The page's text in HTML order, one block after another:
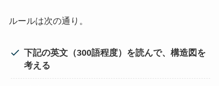
ルールは次の通り。
下記の英文（300語程度）を読んで、構造図を
考える